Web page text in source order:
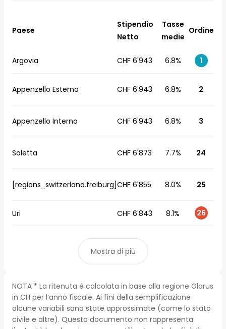
Paese
Stipendio
Netto
Tasse
medie
Ordine
Argovia CHF 6'943 6.8% 1
Appenzello Esterno CHF 6'943 6.8% 2
Appenzello Interno CHF 6'943 6.8% 3
Soletta CHF 6'873 7.7% 24
[regions_switzerland.freiburg]CHF 6'855 8.0% 25
Uri CHF 6'843 8.1% 26
Mostra di più
NOTA * La ritenuta è calcolata in base alla regione Glarus
in CH per l’anno fiscale. Ai fini della semplificazione
alcune variabili sono state approssimate (come lo stato
civile e altre). Questo documento non rappresenta